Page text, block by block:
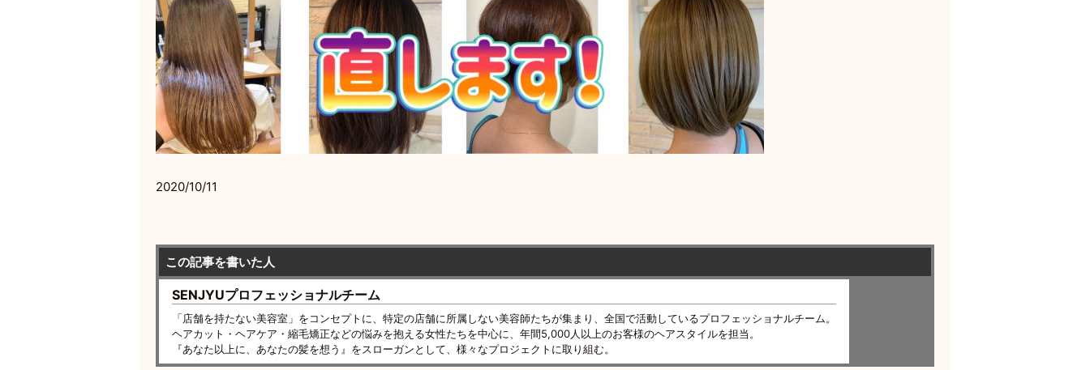
2020/10/11
この記事を書いた人
SENJYUプロフェッショナルチーム
「店舗を持たない美容室」をコンセプトに、特定の店舗に所属しない美容師たちが集まり、全国で活動しているプロフェッショナルチーム。
ヘアカット・ヘアケア・縮毛矯正などの悩みを抱える女性たちを中心に、年間5,000人以上のお客様のヘアスタイルを担当。
『あなた以上に、あなたの髪を想う』をスローガンとして、様々なプロジェクトに取り組む。